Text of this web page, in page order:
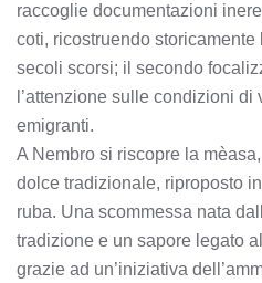
raccoglie documentazioni
coti, ricostruendo
secoli scorsi; il secondo
l’attenzione sulle condizioni
emigranti.
A Nembro si riscopre la
dolce tradizionale, riproposto
ruba. Una scommessa nata
tradizione e un sapore legato
grazie ad un’iniziativa